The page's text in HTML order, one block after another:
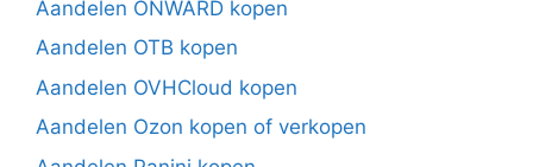
Aandelen ONWARD kopen
Aandelen OTB kopen
Aandelen OVHCloud kopen
Aandelen Ozon kopen of verkopen